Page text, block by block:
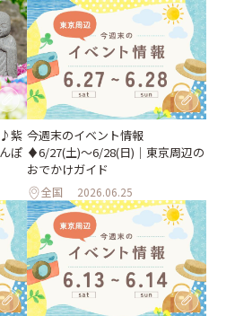
♪紫
ぽ
今週末のイベント情報
♦︎6/27(土)〜6/28(日)｜東京周辺の
おでかけガイド
全国 2026.06.25